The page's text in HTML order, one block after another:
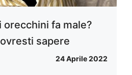
orecchini fa male?
sapere
24 Aprile 2022